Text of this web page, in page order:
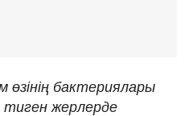
бактериялары
жерлерде